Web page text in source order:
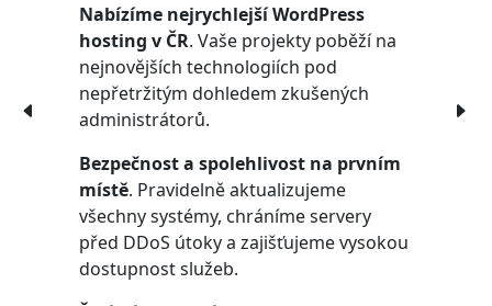
Nabízíme nejrychlejší WordPress
hosting v ČR. Vaše projekty poběží na
nejnovějších technologiích pod
nepřetržitým dohledem zkušených
administrátorů.
Bezpečnost a spolehlivost na prvním
místě. Pravidelně aktualizujeme
všechny systémy, chráníme servery
před DDoS útoky a zajišťujeme vysokou
dostupnost služeb.